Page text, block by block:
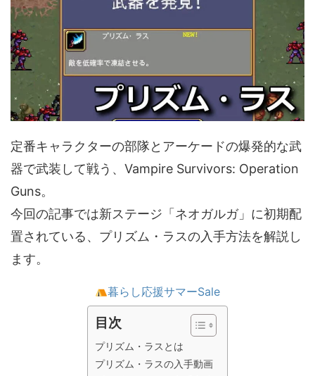
定番キャラクターの部隊とアーケードの爆発的な武
器で武装して戦う、Vampire Survivors: Operation
Guns。
今回の記事では新ステージ「ネオガルガ」に初期配
置されている、プリズム・ラスの入手方法を解説し
ます。
暮らし応援サマーSale
目次
プリズム・ラスとは
プリズム・ラスの入手動画